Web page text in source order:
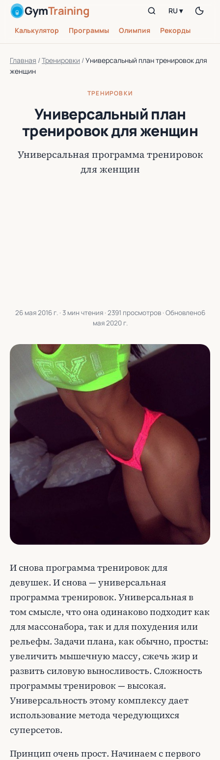
GymTraining
Калькулятор Программы Олимпия Рекорды
RU ▾
Главная /Тренировки /Универсальный план тренировок для
женщин
ТРЕНИРОВКИ
Универсальный план
тренировок для женщин
Универсальная программа тренировок
для женщин
26 мая 2016 г.· 3 мин чтения · 2391 просмотров · Обновлено6
мая 2020 г.
И снова программа тренировок для
девушек. И снова — универсальная
программа тренировок. Универсальная в
том смысле, что она одинаково подходит как
для массонабора, так и для похудения или
рельефы. Задачи плана, как обычно, просты:
увеличить мышечную массу, сжечь жир и
развить силовую выносливость. Сложность
программы тренировок — высокая.
Универсальность этому комплексу дает
использование метода чередующихся
суперсетов.
Принцип очень прост. Начинаем с первого